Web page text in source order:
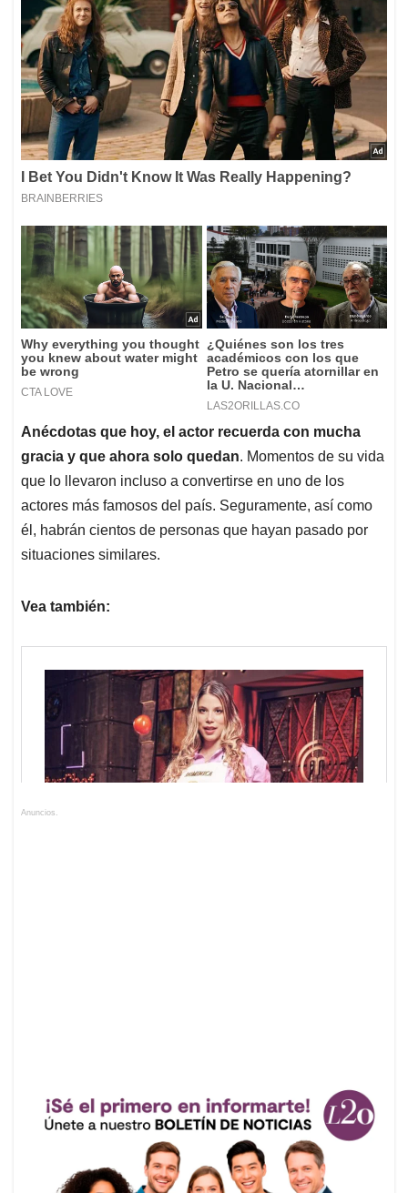
Anécdotas que hoy, el actor recuerda con mucha
gracia y que ahora solo quedan. Momentos de su vida
que lo llevaron incluso a convertirse en uno de los
actores más famosos del país. Seguramente, así como
él, habrán cientos de personas que hayan pasado por
situaciones similares.
Vea también:
Anuncios.